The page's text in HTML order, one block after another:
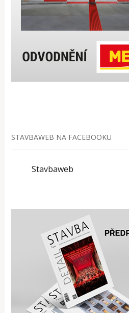
STAVBAWEB NA FACEBOOKU
Stavbaweb